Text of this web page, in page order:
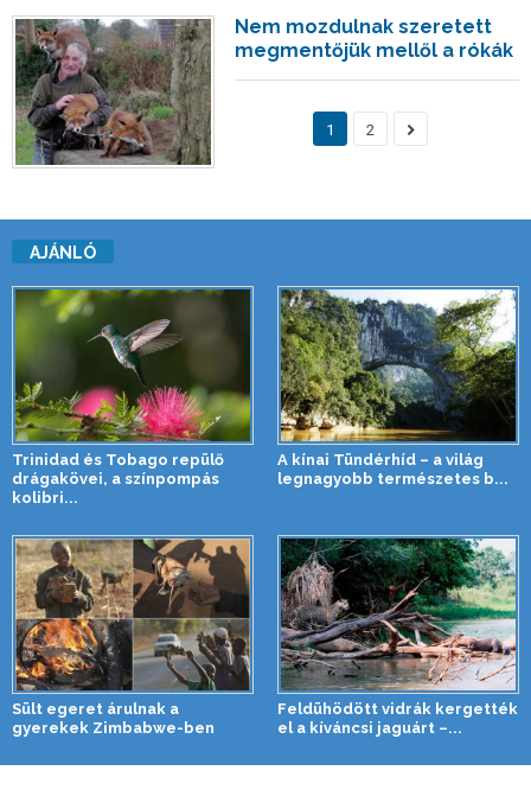
Nem mozdulnak szeretett
megmentőjük mellől a rókák
1 2
AJÁNLÓ
Trinidad és Tobago repülő
drágakövei, a színpompás
kolibri...
A kínai Tündérhíd – a világ
legnagyobb természetes b...
Sült egeret árulnak a
gyerekek Zimbabwe-ben
Feldühödött vidrák kergették
el a kíváncsi jaguárt –...